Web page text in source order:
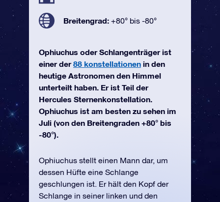
Breitengrad: +80° bis -80°
Ophiuchus oder Schlangenträger ist
einer der88 konstellationen in den
heutige Astronomen den Himmel
unterteilt haben. Er ist Teil der
Hercules Sternenkonstellation.
Ophiuchus ist am besten zu sehen im
Juli (von den Breitengraden +80° bis
-80°).
Ophiuchus stellt einen Mann dar, um
dessen Hüfte eine Schlange
geschlungen ist. Er hält den Kopf der
Schlange in seiner linken und den